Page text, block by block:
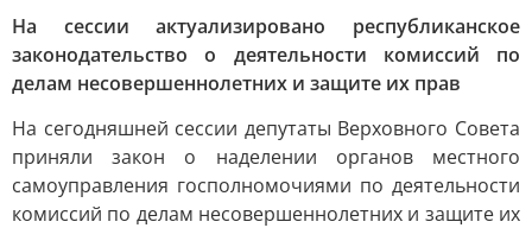
На сессии актуализировано республиканское
законодательство о деятельности комиссий по
делам несовершеннолетних и защите их прав
На сегодняшней сессии депутаты Верховного Совета
приняли закон о наделении органов местного
самоуправления госполномочиями по деятельности
комиссий по делам несовершеннолетних и защите их